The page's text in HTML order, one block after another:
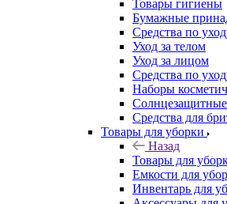
Товары гигиены
Бумажные
Средства по
Уход за телом
Уход за лицом
Средства по
Наборы
Солнцезащитные
Средства для
Товары для уборки
Назад
Товары для
Емкости для
Инвентарь для